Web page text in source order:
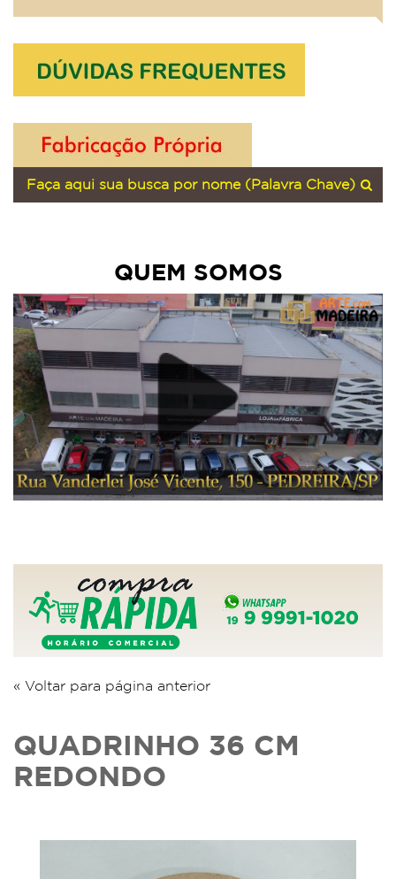
QUEM SOMOS
« Voltar para página anterior
QUADRINHO 36 CM
REDONDO